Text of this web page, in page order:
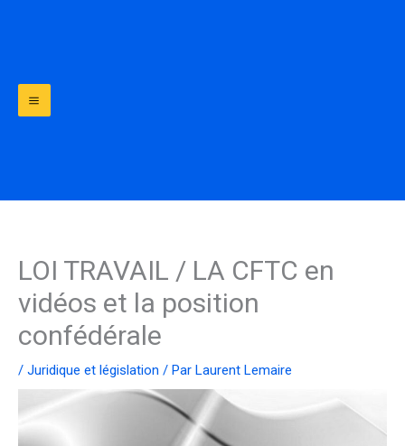
LOI TRAVAIL / LA CFTC en
vidéos et la position
confédérale
/ Juridique et législation / Par Laurent Lemaire